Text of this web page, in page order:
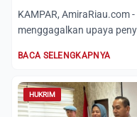
KAMPAR, AmiraRiau.com
menggagalkan upaya
BACA SELENGKAPNYA
HUKRIM